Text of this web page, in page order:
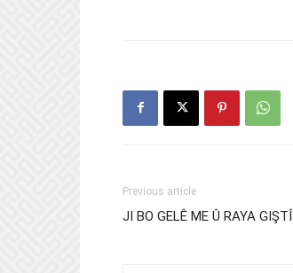
Previous article
JI BO GELÊ ME Û RAYA GIŞTÎ